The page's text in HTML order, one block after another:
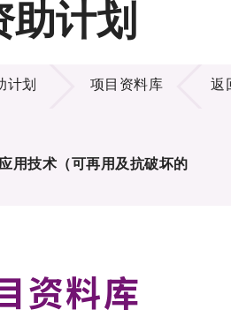
划书
助计划
计划 项目资料库
用技术（可再用及抗破坏的
返
资料库